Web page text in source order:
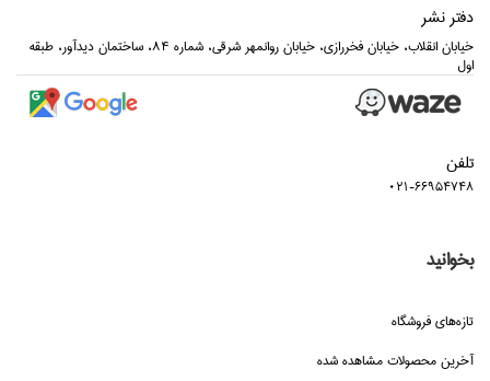
دفتر نشر
خيابان انقلاب، خيابان فخررازي، خيابان روانمهر شرقي، شماره 84، ساختمان ديدآور، طبقه
اول
تلفن
021-66954748
بخوانید
تازه‌هاي فروشگاه
آخرین محصولات مشاهده شده